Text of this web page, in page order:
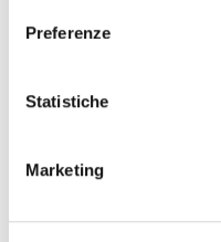
Preferenze
Statistiche
Marketing
piano, gesto